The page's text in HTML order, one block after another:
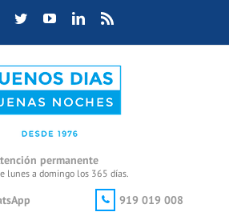
Facebook
TwitterYouTubeLinkedIn
permanente
lunes a domingo los 365 días.
919 019 008